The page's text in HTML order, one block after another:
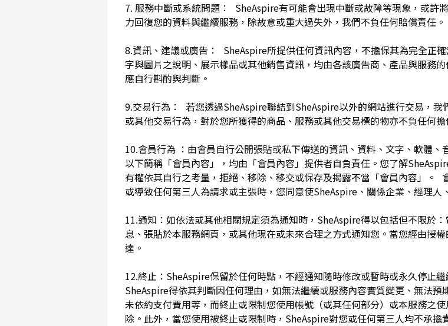
7. 服務中斷或系統問題： SheAspire有可能會出現中斷或故障等現象，或許
力回復您的資料與繼續服務，除故意或重大過失外，我們不負任何賠償責任。
8.資訊、建議或廣告： SheAspire所提供任何資訊內容，不擔保其為完全正
字與圖片之說明、展示樣品或其他銷售資訊，均由各該廣告商、產品與服務
應自行斟酌與判斷。
9.交易行為： 若您透過SheAspire聯結到SheAspire以外的網站進行交易，
或其他交易行為，對於您所獲得的商品、服務或其他交易標的物亦不負任何擔
10.會員行為 ：由會員自行公開張貼或私下傳送的資訊、資料、文字、軟體、
以下簡稱「會員內容」，均由「會員內容」提供者自負責任。您了解
有權依其自行之考量，拒絕、移除、移交或保存及揭露不當「會員內容」。
或導致任何第三人為請求或主張時，您同意使SheAspire、關係企業、經理
11.通知：如依法或其他相關規定須為通知時，SheAspire得以包括但不限於
息、張貼於本服務網頁，或其他現在或未來合理之方式通知您。當您經由授
達。
12.終止：SheAspire保留於任何時點，不經通知隨時修改或暫時或永久停止
SheAspire得依其判斷因任何理由，如無法繼續或服務內容實質變更、無法預
未依約支付費用等，而終止或限制您使用帳號（或其任何部分）或本服務之
除。此外，當您使用被終止或限制時，SheAspire對您或任何第三人均不承擔